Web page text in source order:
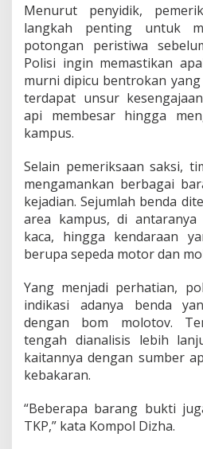
Menurut penyidik,
langkah penting untuk
potongan peristiwa
Polisi ingin memastikan
murni dipicu bentrokan
terdapat unsur
api membesar hingga
kampus.
Selain pemeriksaan saksi,
mengamankan berbagai
kejadian. Sejumlah benda
area kampus, di antaranya
kaca, hingga kendaraan
berupa sepeda motor dan
Yang menjadi perhatian,
indikasi adanya benda
dengan bom molotov.
tengah dianalisis lebih
kaitannya dengan sumber
kebakaran.
“Beberapa barang bukti
TKP,” kata Kompol Dizha.